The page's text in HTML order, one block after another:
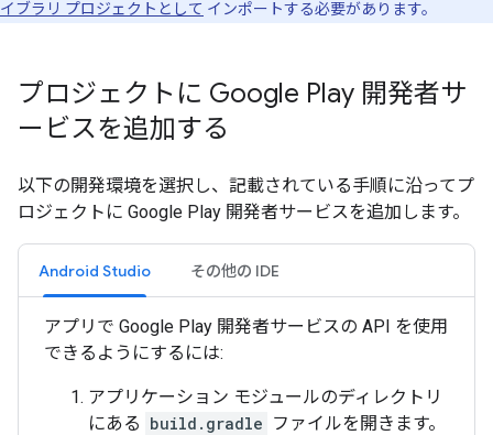
イブラリ プロジェクトとして インポートする必要があります。
プロジェクトに Google Play 開発者サ
ービスを追加する
以下の開発環境を選択し、記載されている手順に沿ってプ
ロジェクトに Google Play 開発者サービスを追加します。
Android Studio その他の IDE
アプリで Google Play 開発者サービスの API を使用
できるようにするには:
アプリケーション モジュールのディレクトリ
にある build.gradle ファイルを開きます。